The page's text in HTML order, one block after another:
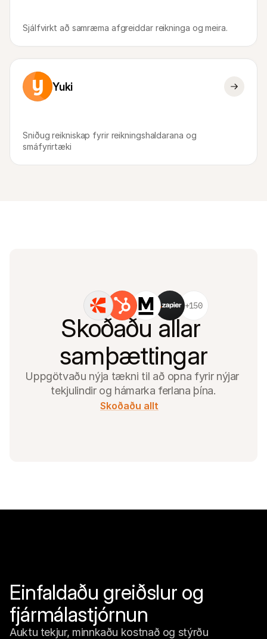
Sjálfvirkt að samræma afgreiddar reikninga og meira.
Yuki
Sniðug reikniskap fyrir reikningshaldarana og
smáfyrirtæki
+150
Skoðaðu allar
samþættingar
Uppgötvaðu nýja tækni til að opna fyrir nýjar
tekjulindir og hámarka ferlana þína.
Skoðaðu allt
Einfaldaðu greiðslur og
fjármálastjórnun
Auktu tekjur, minnkaðu kostnað og stýrðu